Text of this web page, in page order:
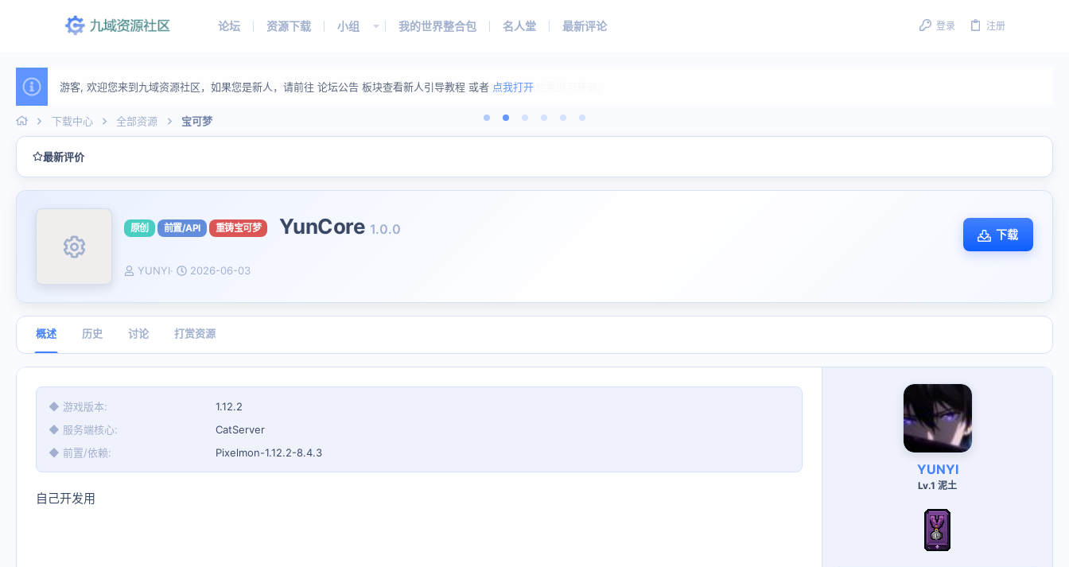
论坛 资源下载 小组 我的世界整合包 名人堂 最新评论 登录 注册
游客, 欢迎您来到九域资源社区，如果您是新人，请前往 论坛公告 板块查看新人引导教程 或者 点我打开
下载中心 全部资源 宝可梦
最新评价
资源图标
原创 前置/API 重铸宝可梦 YunCore 1.0.0 下载
作
YUNYI
创
2026-06-03
概述 历史 讨论 打赏资源
◆ 游戏版本
1.12.2
◆ 服务端核心
CatServer
◆ 前置/依赖
Pixelmon-1.12.2-8.4.3
自己开发用
YUNYI
Lv.1 泥土